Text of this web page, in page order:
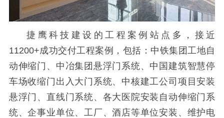
捷鹰科技建设的工程案例站点多，接近
11200+成功交付工程案例，包括：中铁集团工地自
动伸缩门、中冶集团悬浮门系统、中国建筑智慧停
车场收缩门出入大门系统、中核建工公司项目安装
悬浮门、直线门系统、各大医院安装自动伸缩门系
统、企事业单位、工厂、酒店等单位安装、维护电